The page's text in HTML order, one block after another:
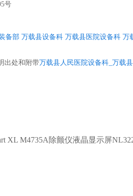
号
备部 万载县设备科 万载县医院设备科 万
出处和附带万载县人民医院设备科_万载
XL M4735A除颤仪液晶显示屏